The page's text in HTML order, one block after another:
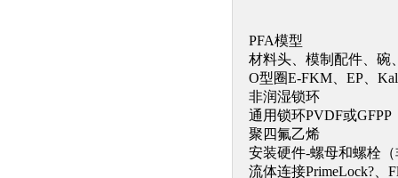
PFA模型
材料头、模制配件、碗
O型圈E-FKM、EP、
非润湿锁环
通用锁环PVDF或
聚四氟乙烯
安装硬件-螺母和螺栓
流体连接PrimeLock?、